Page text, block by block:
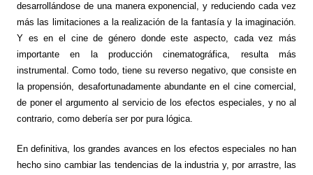
desarrollándose de una manera exponencial, y reduciendo cada vez
más las limitaciones a la realización de la fantasía y la imaginación.
Y es en el cine de género donde este aspecto, cada vez más
importante en la producción cinematográfica, resulta más
instrumental. Como todo, tiene su reverso negativo, que consiste en
la propensión, desafortunadamente abundante en el cine comercial,
de poner el argumento al servicio de los efectos especiales, y no al
contrario, como debería ser por pura lógica.
En definitiva, los grandes avances en los efectos especiales no han
hecho sino cambiar las tendencias de la industria y, por arrastre, las